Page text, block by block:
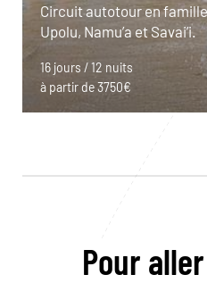
Circuit autotour en
Upolu, Namu’a et Savai’i.
16 jours / 12 nuits
à partir de 3750€
Pour